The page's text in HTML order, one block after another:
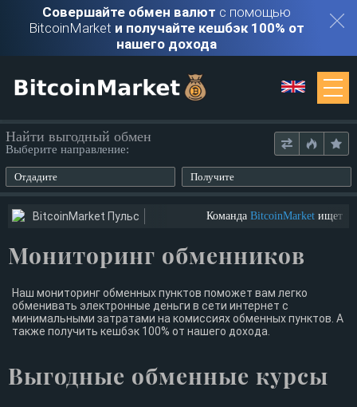
Совершайте обмен валют с помощью
BitcoinMarket и получайте кешбэк 100% от
нашего дохода
Обменники
Войти
Регистрация
Найти выгодный обмен
Выберите направление:
Отдадите Получите
BitcoinMarket Пульс КомандаBitcoinMarketищет
Мониторинг обменников
Наш мониторинг обменных пунктов поможет вам легко
обменивать электронные деньги в сети интернет с
минимальными затратами на комиссиях обменных пунктов. А
также получить кешбэк 100% от нашего дохода.
Выгодные обменные курсы